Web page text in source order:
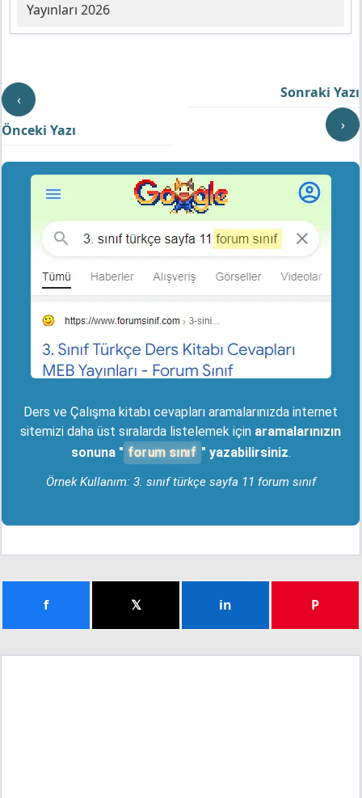
Yayınları 2026
‹
Önceki Yazı
Sonraki Yazı
›
Ders ve Çalışma kitabı cevapları aramalarınızda internet
sitemizi daha üst sıralarda listelemek için aramalarınızın
sonuna " forum sınıf " yazabilirsiniz.
Örnek Kullanım: 3. sınıf türkçe sayfa 11 forum sınıf
f 𝕏 in P